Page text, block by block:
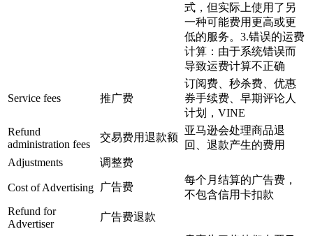
式，但实际上使用了另
一种可能费用更高或更
低的服务。3.错误的运费
计算：由于系统错误而
导致运费计算不正确
Service fees 推广费
订阅费、秒杀费、优惠
券手续费、早期评论人
计划，VINE
Refund
administration fees
交易费用退款额
亚马逊会处理商品退
回、退款产生的费用
Adjustments
调整费
Cost of Advertising 广告费
每个月结算的广告费，
不包含信用卡扣款
Refund for
Advertiser
广告费退款